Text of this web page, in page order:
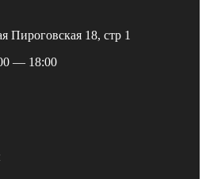
Пироговская 18, стр 1
— 18:00